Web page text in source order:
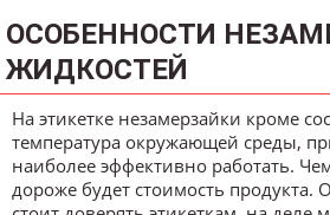
ОСОБЕННОСТИ
ЖИДКОСТЕЙ
На этикетке незамерзайки кроме
температура окружающей среды,
наиболее эффективно работать.
дороже будет стоимость продукта.